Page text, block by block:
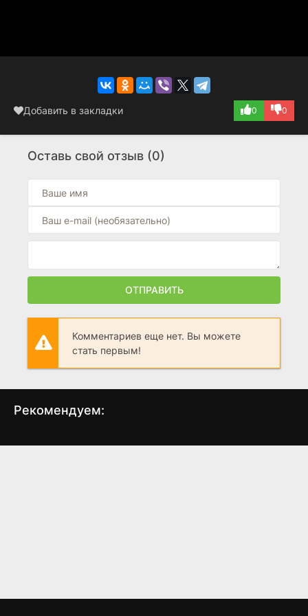
Добавить в закладки 0 0
Оставь свой отзыв (0)
ОТПРАВИТЬ
Комментариев еще нет. Вы можете
стать первым!
Рекомендуем:
Ведьмак:
3 тонны: ограбление